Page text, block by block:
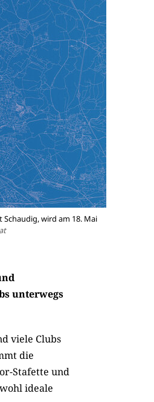
wird am 18. Mai
unterwegs
viele Clubs
die
Stafette und
ideale